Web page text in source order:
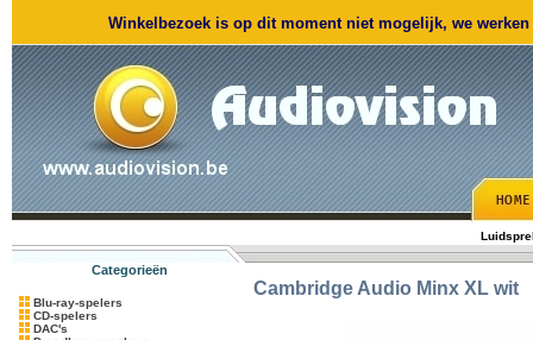
Winkelbezoek is op dit moment niet mogelijk, we
Categorieën
Blu-ray-spelers
CD-spelers
DAC's
Cambridge Audio Minx XL wit